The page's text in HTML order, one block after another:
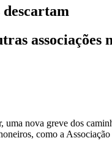
descartam
associações
nova greve dos
como a